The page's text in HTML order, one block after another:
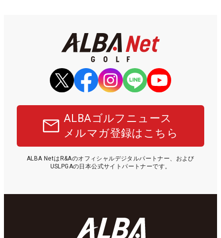
ALBAゴルフニュース
メルマガ登録はこちら
ALBA NetはR&Aのオフィシャルデジタルパートナー、および
USLPGAの日本公式サイトパートナーです。